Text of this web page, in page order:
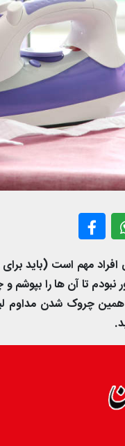
افراد مهم است (‌باید
تا آن ها را
همین چروک شدن